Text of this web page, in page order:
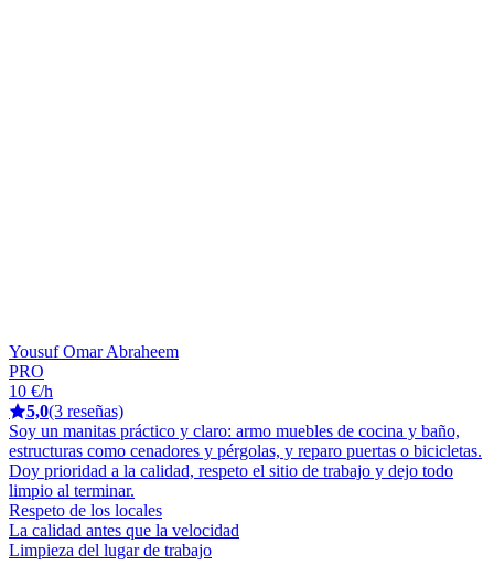
Yousuf Omar Abraheem
PRO
10 €/h
5,0(3 reseñas)
Soy un manitas práctico y claro: armo muebles de cocina y baño,
estructuras como cenadores y pérgolas, y reparo puertas o bicicletas.
Doy prioridad a la calidad, respeto el sitio de trabajo y dejo todo
limpio al terminar.
Respeto de los locales
La calidad antes que la velocidad
Limpieza del lugar de trabajo